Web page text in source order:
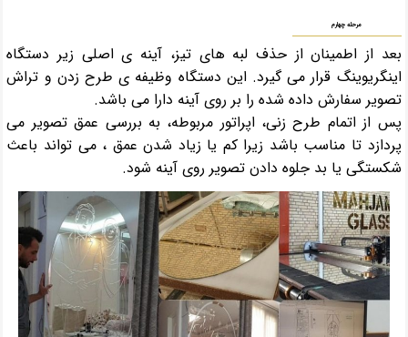
مرحله چهارم
بعد از اطمینان از حذف لبه های تیز، آینه ی اصلی زیر دستگاه
اینگریوینگ قرار می گیرد. این دستگاه وظیفه ی طرح زدن و تراش
تصویر سفارش داده شده را بر روی آینه دارا می باشد.
پس از اتمام طرح زنی، اپراتور مربوطه، به بررسی عمق تصویر می
پردازد تا مناسب باشد زیرا کم یا زیاد شدن عمق ، می تواند باعث
شکستگی یا بد جلوه دادن تصویر روی آینه شود.